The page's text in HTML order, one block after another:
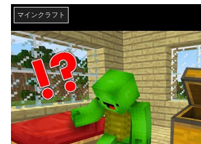
マインクラフト